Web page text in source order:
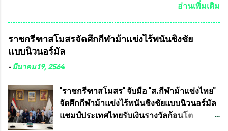
ถ้วยพระราชทาน สมเด็จพระเจ้าอยู่หัว มหา
อำนวยการจัดการแข่งขัน และ นายวีรยุทธ
สวัสดี ประธานคณะกรรมการจัดการแข่งขัน
และคณะทำงาน ได้ร่วมกันประชุมหารือ
อายุ ชิงแชมป์ประเทศไทย ครั้งที่ 1 ประจำปี
2564 กำหนดแข่งขันระหว่างวันที่ 24
เมษายน จนถึงว...
ปักธงชัย กรุงเทพมหานครโดย พันเอกสมศักดิ์
กรุงเทพมหานคร ได้เป็นประธาน แจก
ข้าวสาร อาหารแห้ง ให้กับพี่น้องชุมชนชาว
คลองลัดภาชี เขตภาษีเจริญ และชุมชน 50
ทีมงาน ต้องขออภัย ที่ไม่ได้เอ่ยชื่อเต็มสังกัด
เพราะท่านขอสงวนเอาไว้ พันอากาศเอก ทอง
อินทร์ พรหมสุวรรณ ท่านรองกัมปนาท ผู้ร่วม
อ่านเพิ่มเติม
ราชกรีฑาสโมสรจัดศึกกีฬาม้าแข่งไร้พนันชิงชัย
แบบนิวนอร์มัล
-มีนาคม 19, 2564
"ราชกรีฑาสโมสร" จับมือ "ส.กีฬาม้าแข่งไทย"
จัดศึกกีฬาม้าแข่งไร้พนันชิงชัยแบบนิวนอร์มัล
แชมป์ประเทศไทยรับเงินรางวัลก้อนโต